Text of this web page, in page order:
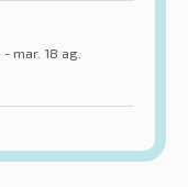
mar. 18 ag.